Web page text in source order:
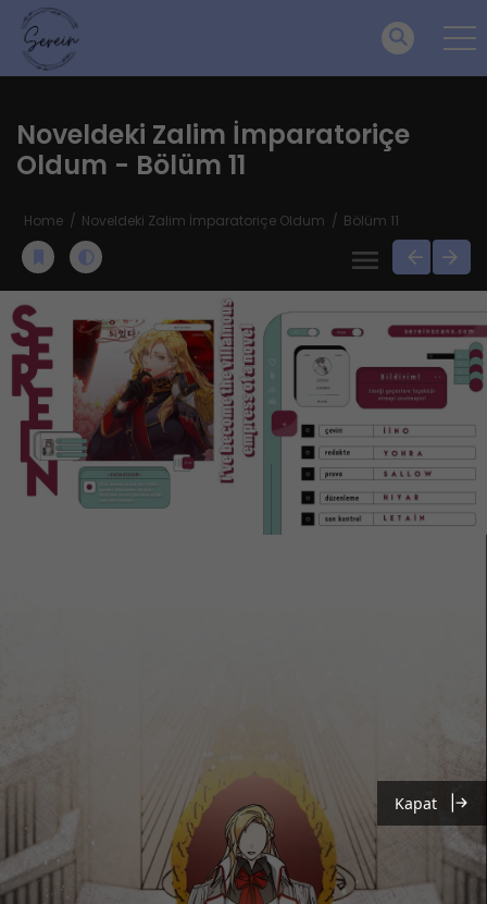
Noveldeki Zalim İmparatoriçe
Oldum - Bölüm 11
Home Noveldeki Zalim İmparatoriçe Oldum Bölüm 11
Kapat